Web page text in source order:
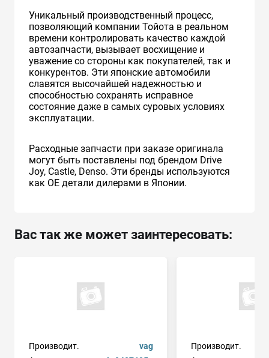
Уникальный производственный процесс,
позволяющий компании Тойота в реальном
времени контролировать качество каждой
автозапчасти, вызывает восхищение и
уважение со стороны как покупателей, так и
конкурентов. Эти японские автомобили
славятся высочайшей надежностью и
способностью сохранять исправное
состояние даже в самых суровых условиях
эксплуатации.
Расходные запчасти при заказе оригинала
могут быть поставлены под брендом Drive
Joy, Castle, Denso. Эти бренды используются
как ОЕ детали дилерами в Японии.
Вас так же может заинтересовать:
Производит.
vag
Производит.